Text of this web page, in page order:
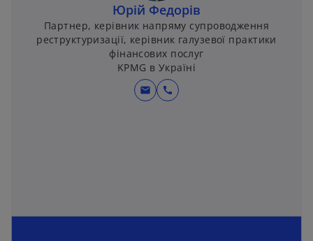
Юрій Федорів
Партнер, керівник напряму супроводження
реструктуризації, керівник галузевої практики
фінансових послуг
KPMG в Україні
mail call